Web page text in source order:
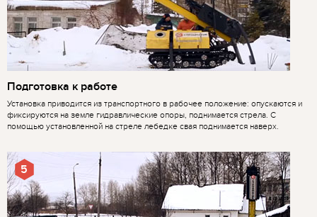
Подготовка к работе
Установка приводится из транспортного в рабочее положение: опускаются и
фиксируются на земле гидравлические опоры, поднимается стрела. С
помощью установленной на стреле лебедке свая поднимается наверх.
5